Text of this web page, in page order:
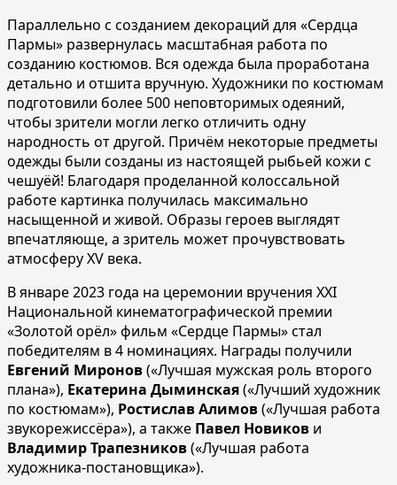
Параллельно с созданием декораций для «Сердца
Пармы» развернулась масштабная работа по
созданию костюмов. Вся одежда была проработана
детально и отшита вручную. Художники по костюмам
подготовили более 500 неповторимых одеяний,
чтобы зрители могли легко отличить одну
народность от другой. Причём некоторые предметы
одежды были созданы из настоящей рыбьей кожи с
чешуёй! Благодаря проделанной колоссальной
работе картинка получилась максимально
насыщенной и живой. Образы героев выглядят
впечатляюще, а зритель может прочувствовать
атмосферу XV века.
В январе 2023 года на церемонии вручения XXI
Национальной кинематографической премии
«Золотой орёл» фильм «Сердце Пармы» стал
победителям в 4 номинациях. Награды получили
Евгений Миронов(«Лучшая мужская роль второго
плана»), Екатерина Дыминская(«Лучший художник
по костюмам»), Ростислав Алимов(«Лучшая работа
звукорежиссёра»), а также Павел Новиков и
Владимир Трапезников(«Лучшая работа
художника-постановщика»).